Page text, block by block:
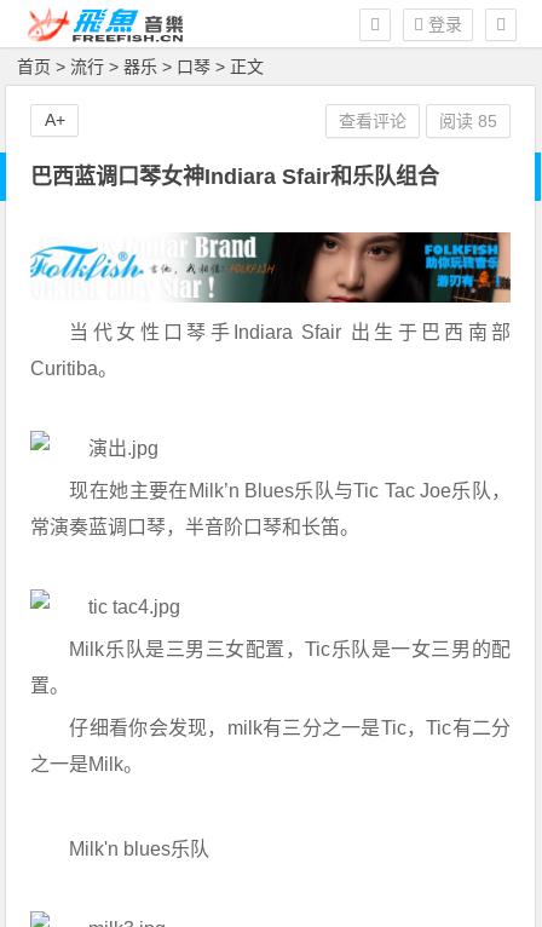
登录
首页 >流行 >器乐 > 口琴 > 正文
巴西蓝调口琴女神Indiara Sfair和乐队组合
当代女性口琴手Indiara Sfair 出生于巴西南部
Curitiba。
现在她主要在Milk’n Blues乐队与Tic Tac Joe乐队，
常演奏蓝调口琴，半音阶口琴和长笛。
Milk乐队是三男三女配置，Tic乐队是一女三男的配
置。
仔细看你会发现，milk有三分之一是Tic，Tic有二分
之一是Milk。
Milk'n blues乐队
查看评论 阅读85
A+